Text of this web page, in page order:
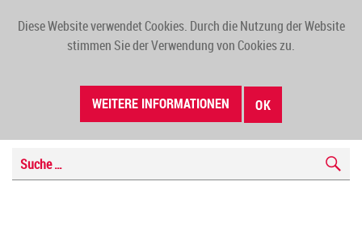
Diese Website verwendet Cookies. Durch die Nutzung der Website
stimmen Sie der Verwendung von Cookies zu.
WEITERE INFORMATIONEN OK